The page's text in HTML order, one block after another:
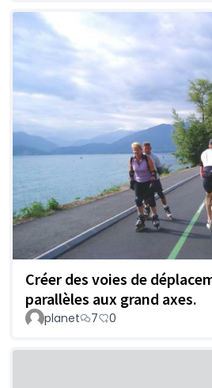
Créer des voies de
parallèles aux grand axes.
planet 7 0